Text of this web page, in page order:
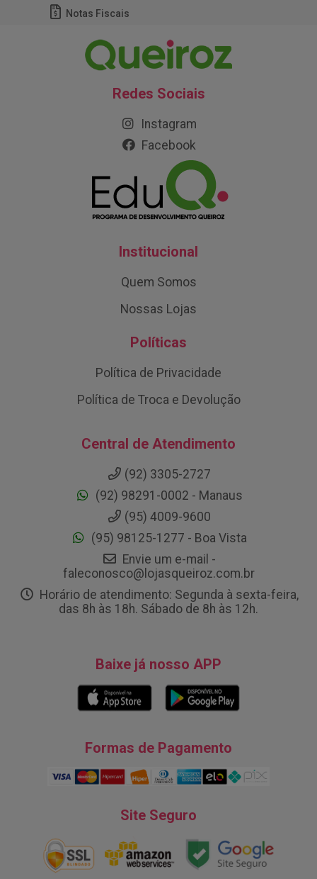
Notas Fiscais
Redes Sociais
Instagram
Facebook
Institucional
Quem Somos
Nossas Lojas
Políticas
Política de Privacidade
Política de Troca e Devolução
Central de Atendimento
(92) 3305-2727
(92) 98291-0002 - Manaus
(95) 4009-9600
(95) 98125-1277 - Boa Vista
Envie um e-mail -
faleconosco@lojasqueiroz.com.br
Horário de atendimento: Segunda à sexta-feira,
das 8h às 18h. Sábado de 8h às 12h.
Baixe já nosso APP
Formas de Pagamento
Site Seguro